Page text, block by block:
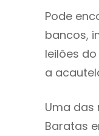
Pode
bancos,
leilões
a
Uma das
Baratas